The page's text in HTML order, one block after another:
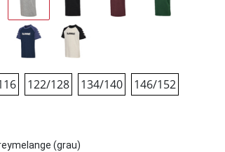
122/128 134/140
146/152
(grau)